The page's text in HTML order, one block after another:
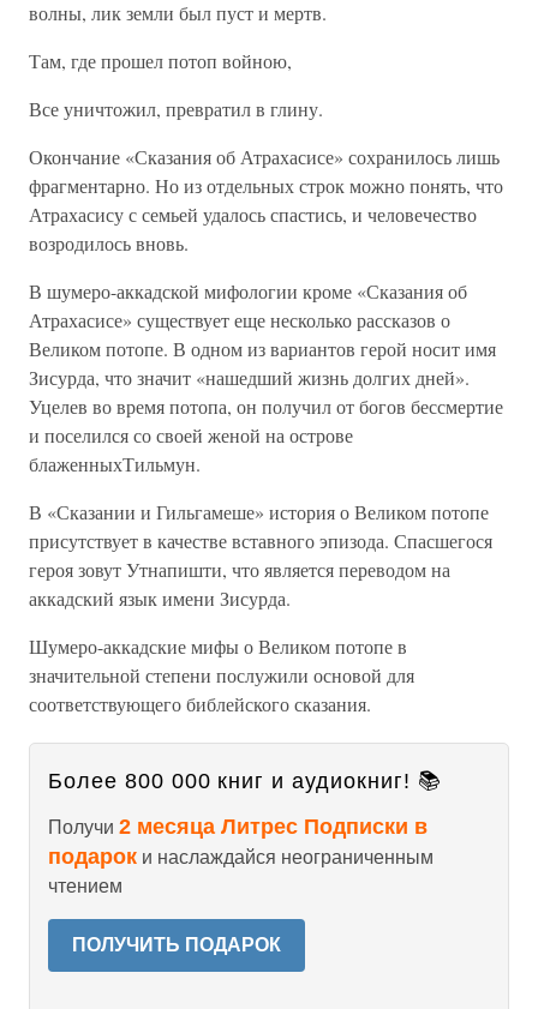
волны, лик земли был пуст и мертв.
Там, где прошел потоп войною,
Все уничтожил, превратил в глину.
Окончание «Сказания об Атрахасисе» сохранилось лишь
фрагментарно. Но из отдельных строк можно понять, что
Атрахасису с семьей удалось спастись, и человечество
возродилось вновь.
В шумеро-аккадской мифологии кроме «Сказания об
Атрахасисе» существует еще несколько рассказов о
Великом потопе. В одном из вариантов герой носит имя
Зисурда, что значит «нашедший жизнь долгих дней».
Уцелев во время потопа, он получил от богов бессмертие
и поселился со своей женой на острове
блаженныхТильмун.
В «Сказании и Гильгамеше» история о Великом потопе
присутствует в качестве вставного эпизода. Спасшегося
героя зовут Утнапишти, что является переводом на
аккадский язык имени Зисурда.
Шумеро-аккадские мифы о Великом потопе в
значительной степени послужили основой для
соответствующего библейского сказания.
Более 800 000 книг и аудиокниг! 📚
Получи 2 месяца Литрес Подписки в
подарок и наслаждайся неограниченным
чтением
ПОЛУЧИТЬ ПОДАРОК